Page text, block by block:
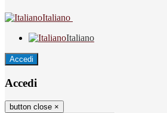
Italiano
Italiano
Accedi
Accedi
button close ×